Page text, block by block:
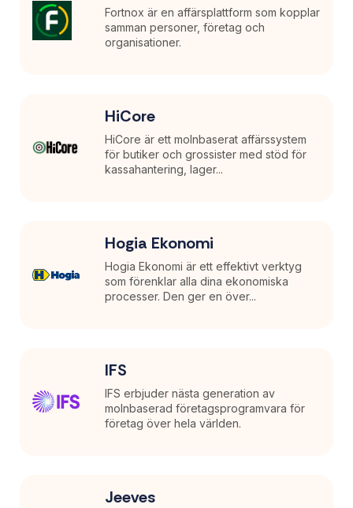
Fortnox är en affärsplattform som kopplar
samman personer, företag och
organisationer.
HiCore
HiCore är ett molnbaserat affärssystem
för butiker och grossister med stöd för
kassahantering, lager...
Hogia Ekonomi
Hogia Ekonomi är ett effektivt verktyg
som förenklar alla dina ekonomiska
processer. Den ger en över...
IFS
IFS erbjuder nästa generation av
molnbaserad företagsprogramvara för
företag över hela världen.
Jeeves